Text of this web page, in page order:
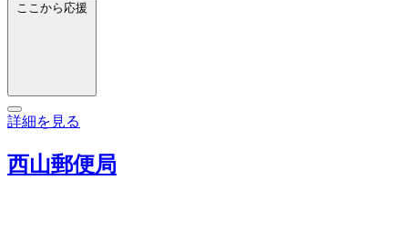
ここから応援
詳細を見る
西山郵便局